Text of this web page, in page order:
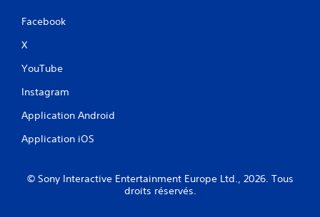
Facebook
X
YouTube
Instagram
Application Android
Application iOS
© Sony Interactive Entertainment Europe Ltd., 2026. Tous
droits réservés.